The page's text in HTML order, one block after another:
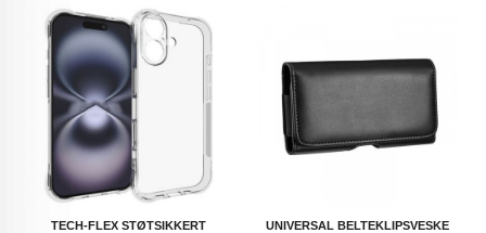
TECH-FLEX STØTSIKKERT
UNIVERSAL BELTEKLIPSVESKE